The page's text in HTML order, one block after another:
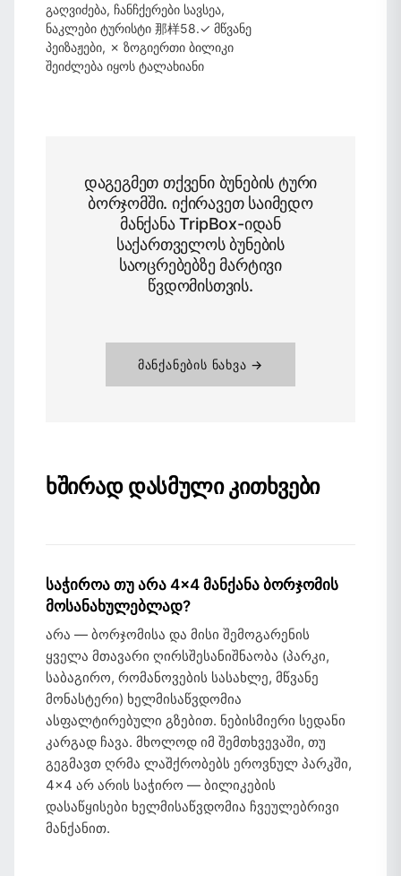
გაღვიძება, ჩანჩქერები სავსეა,
ნაკლები ტურისტი 那样58.✓ მწვანე
პეიზაჟები, ✗ ზოგიერთი ბილიკი
შეიძლება იყოს ტალახიანი
დაგეგმეთ თქვენი ბუნების ტური
ბორჯომში. იქირავეთ საიმედო
მანქანა TripBox-იდან
საქართველოს ბუნების
საოცრებებზე მარტივი
წვდომისთვის.
ᲛᲐᲜᲥᲐᲜᲔᲑᲘᲡ ᲜᲐᲮᲕᲐ →
ხშირად დასმული კითხვები
საჭიროა თუ არა 4×4 მანქანა ბორჯომის
მოსანახულებლად?
არა — ბორჯომისა და მისი შემოგარენის
ყველა მთავარი ღირსშესანიშნაობა (პარკი,
საბაგირო, რომანოვების სასახლე, მწვანე
მონასტერი) ხელმისაწვდომია
ასფალტირებული გზებით. ნებისმიერი სედანი
კარგად ჩავა. მხოლოდ იმ შემთხვევაში, თუ
გეგმავთ ღრმა ლაშქრობებს ეროვნულ პარკში,
4×4 არ არის საჭირო — ბილიკების
დასაწყისები ხელმისაწვდომია ჩვეულებრივი
მანქანით.